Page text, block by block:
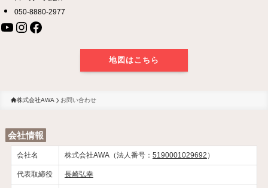
050-8880-2977
YouTube Instagram Facebook
地図はこちら
株式会社AWA お問い合わせ
会社情報
会社名 株式会社AWA（法人番号： 5190001029692 ）
代表取締役 長崎弘幸